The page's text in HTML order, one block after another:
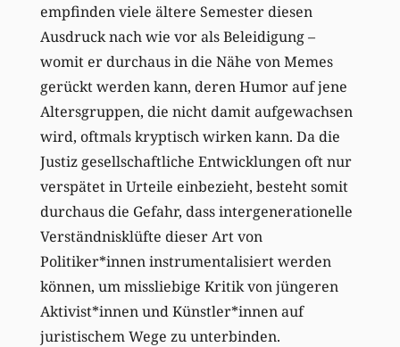
empfinden viele ältere Semester diesen
Ausdruck nach wie vor als Beleidigung –
womit er durchaus in die Nähe von Memes
gerückt werden kann, deren Humor auf jene
Altersgruppen, die nicht damit aufgewachsen
wird, oftmals kryptisch wirken kann. Da die
Justiz gesellschaftliche Entwicklungen oft nur
verspätet in Urteile einbezieht, besteht somit
durchaus die Gefahr, dass intergenerationelle
Verständnisklüfte dieser Art von
Politiker*innen instrumentalisiert werden
können, um missliebige Kritik von jüngeren
Aktivist*innen und Künstler*innen auf
juristischem Wege zu unterbinden.